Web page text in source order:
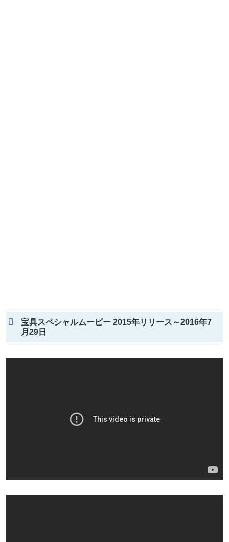
宝具スペシャルムービー 2015年リリース～2016年7
月29日